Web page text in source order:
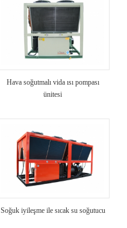
Hava soğutmalı vida ısı pompası
ünitesi
Soğuk iyileşme ile sıcak su soğutucu